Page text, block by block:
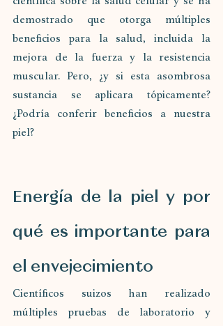
demostrado que otorga múltiples
beneficios para la salud, incluida la
mejora de la fuerza y ​​​​la resistencia
muscular. Pero, ¿y si esta asombrosa
sustancia se aplicara tópicamente?
¿Podría conferir beneficios a nuestra
piel?
Energía de la piel y por
qué es importante para
el envejecimiento
Científicos suizos han realizado
múltiples pruebas de laboratorio y